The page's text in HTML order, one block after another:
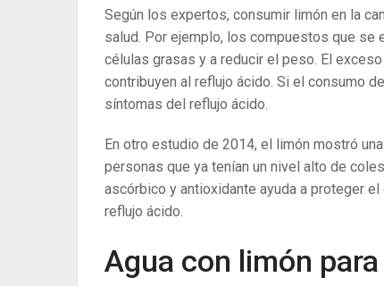
Según los expertos, consumir limón en la
salud. Por ejemplo, los compuestos que se
células grasas y a reducir el peso. El
contribuyen al reflujo ácido. Si el consumo
síntomas del reflujo ácido.
En otro estudio de 2014, el limón mostró
personas que ya tenían un nivel alto de
ascórbico y antioxidante ayuda a proteger
reflujo ácido.
Agua con limón